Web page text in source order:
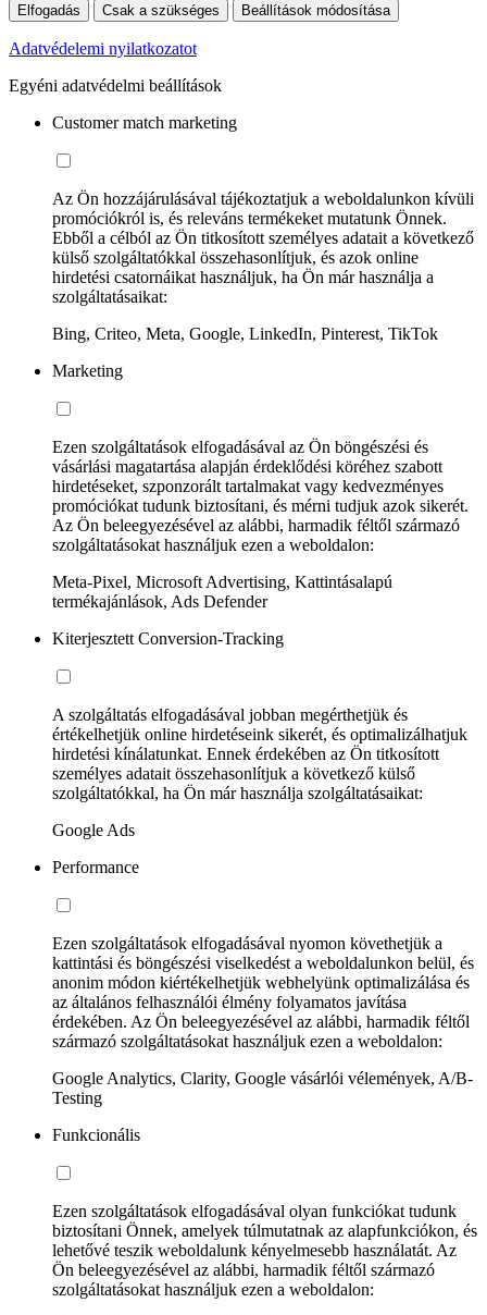
Elfogadás Csak a szükséges Beállítások módosítása
Adatvédelemi nyilatkozatot
Egyéni adatvédelmi beállítások
Customer match marketing
Az Ön hozzájárulásával tájékoztatjuk a weboldalunkon kívüli
promóciókról is, és releváns termékeket mutatunk Önnek.
Ebből a célból az Ön titkosított személyes adatait a következő
külső szolgáltatókkal összehasonlítjuk, és azok online
hirdetési csatornáikat használjuk, ha Ön már használja a
szolgáltatásaikat:
Bing, Criteo, Meta, Google, LinkedIn, Pinterest, TikTok
Marketing
Ezen szolgáltatások elfogadásával az Ön böngészési és
vásárlási magatartása alapján érdeklődési köréhez szabott
hirdetéseket, szponzorált tartalmakat vagy kedvezményes
promóciókat tudunk biztosítani, és mérni tudjuk azok sikerét.
Az Ön beleegyezésével az alábbi, harmadik féltől származó
szolgáltatásokat használjuk ezen a weboldalon:
Meta-Pixel, Microsoft Advertising, Kattintásalapú
termékajánlások, Ads Defender
Kiterjesztett Conversion-Tracking
A szolgáltatás elfogadásával jobban megérthetjük és
értékelhetjük online hirdetéseink sikerét, és optimalizálhatjuk
hirdetési kínálatunkat. Ennek érdekében az Ön titkosított
személyes adatait összehasonlítjuk a következő külső
szolgáltatókkal, ha Ön már használja szolgáltatásaikat:
Google Ads
Performance
Ezen szolgáltatások elfogadásával nyomon követhetjük a
kattintási és böngészési viselkedést a weboldalunkon belül, és
anonim módon kiértékelhetjük webhelyünk optimalizálása és
az általános felhasználói élmény folyamatos javítása
érdekében. Az Ön beleegyezésével az alábbi, harmadik féltől
származó szolgáltatásokat használjuk ezen a weboldalon:
Google Analytics, Clarity, Google vásárlói vélemények, A/B-
Testing
Funkcionális
Ezen szolgáltatások elfogadásával olyan funkciókat tudunk
biztosítani Önnek, amelyek túlmutatnak az alapfunkciókon, és
lehetővé teszik weboldalunk kényelmesebb használatát. Az
Ön beleegyezésével az alábbi, harmadik féltől származó
szolgáltatásokat használjuk ezen a weboldalon: